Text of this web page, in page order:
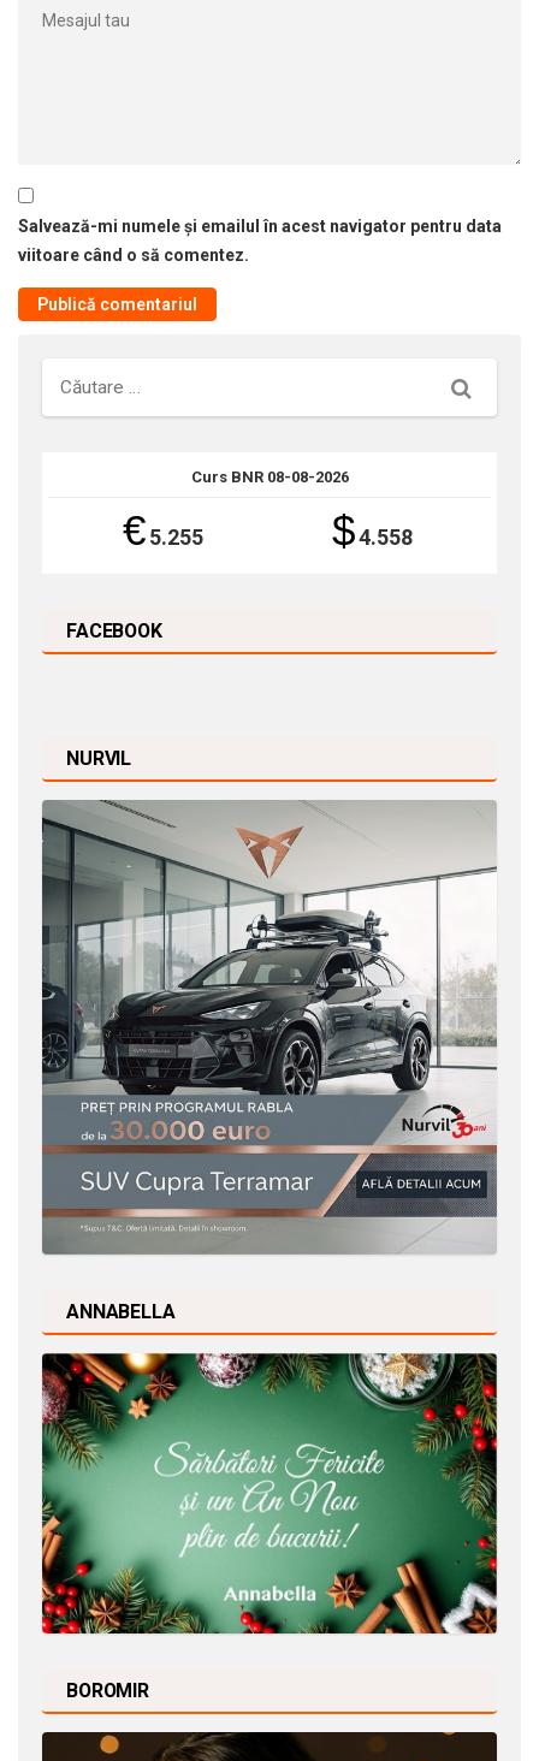
Salvează-mi numele și emailul în acest navigator pentru data
viitoare când o să comentez.
Căutare
Curs BNR 08-08-2026
€5.255 $4.558
FACEBOOK
NURVIL
ANNABELLA
BOROMIR